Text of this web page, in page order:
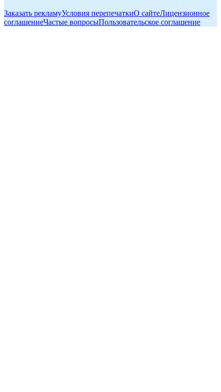
Заказать рекламуУсловия перепечаткиО сайтеЛицензионное
соглашениеЧастые вопросыПользовательское соглашение